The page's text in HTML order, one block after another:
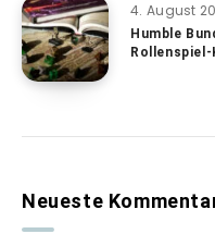
4. August
Humble
Neueste